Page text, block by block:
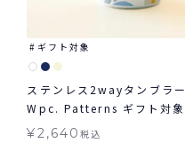
ギフト対象
ステンレス2wayタンブラー
Wpc. Patterns ギフト対象
¥2,640税込